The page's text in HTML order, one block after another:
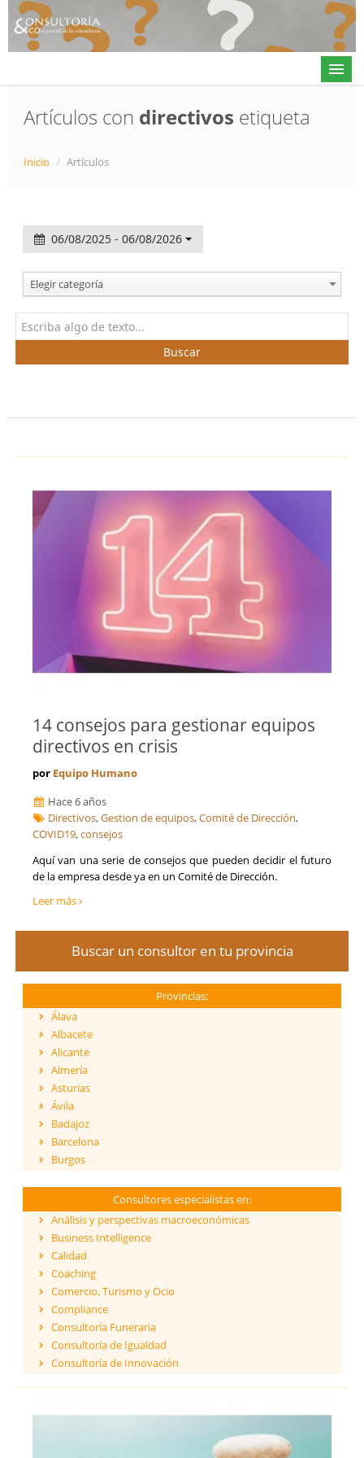
Contacto
𝕏
Artículos con directivos etiqueta
Inicio / Artículos
06/08/2025 - 06/08/2026
Elegir categoría
Buscar
14 consejos para gestionar equipos
directivos en crisis
por Equipo Humano
Hace 6 años
Directivos,Gestion de equipos,Comité de Dirección,
COVID19,consejos
Aquí van una serie de consejos que pueden decidir el futuro
de la empresa desde ya en un Comité de Dirección.
Leer más
Buscar un consultor en tu provincia
Provincias:
Álava
Albacete
Alicante
Almería
Asturias
Ávila
Badajoz
Barcelona
Burgos
Cantabria
Castellón
Ceuta
Ciudad Real
Córdoba
Cuenca
Girona
Granada
Guadalajara
Consultores especialistas en:
Análisis y perspectivas macroeconómicas
Business Intelligence
Calidad
Coaching
Comercio, Turismo y Ocio
Compliance
Consultoría Funeraria
Consultoría de Igualdad
Consultoría de Innovación
Eficiencia Energética
Financiación de proyectos internacionales